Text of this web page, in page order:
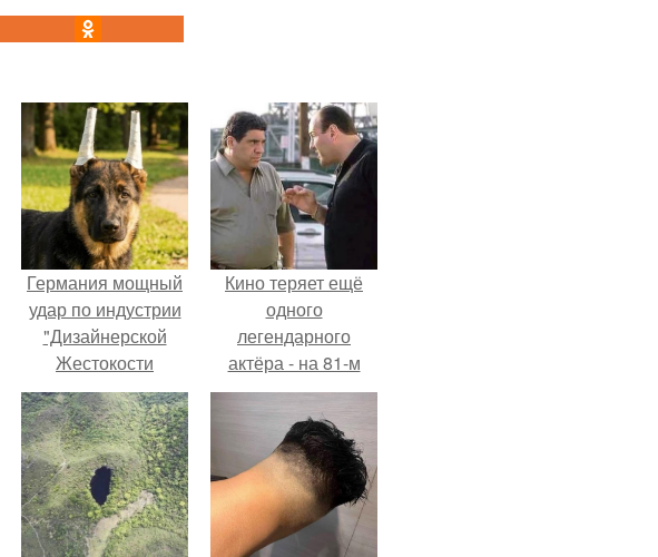
Германия мощный
удар по индустрии
"Дизайнерской
Жестокости
нанесла".
Кино теряет ещё
одного
легендарного
актёра - на 81-м
году жизни не стало
Винсента пасторе.